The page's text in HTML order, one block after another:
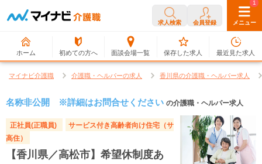
求人検索 会員登録 メニュー
ホーム 初めての方へ 面談会場一覧
0
保存した求人
1
最近見た求人
マイナビ介護職 介護職・ヘルパーの求人 香川県の介護職・ヘルパー求人
名称非公開 ※詳細はお問合せください の介護職・ヘルパー求人
正社員(正職員)
サービス付き高齢者向け住宅（サ
高住）
【香川県／高松市】希望休制度あ